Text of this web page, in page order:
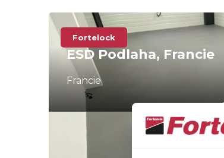
Fortelock
ESD Podlaha, Francie
Francie